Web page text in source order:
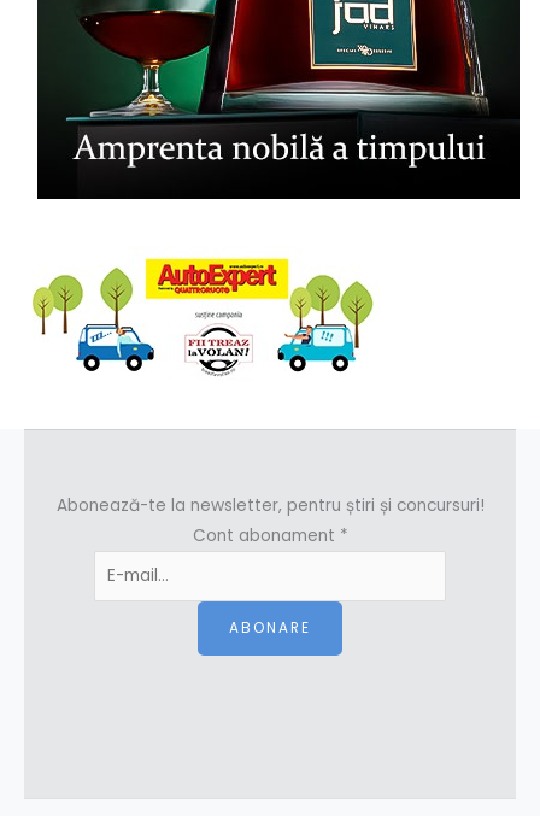
Abonează-te la newsletter, pentru știri și concursuri!
Cont abonament *
ABONARE